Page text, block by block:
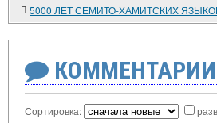
Сортировка: